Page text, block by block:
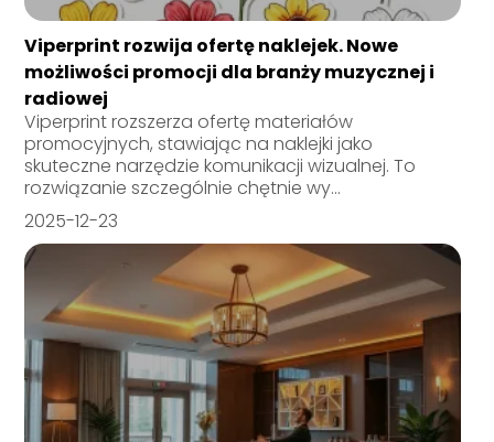
Viperprint rozwija ofertę naklejek. Nowe
możliwości promocji dla branży muzycznej i
radiowej
Viperprint rozszerza ofertę materiałów
promocyjnych, stawiając na naklejki jako
skuteczne narzędzie komunikacji wizualnej. To
rozwiązanie szczególnie chętnie wy...
2025-12-23